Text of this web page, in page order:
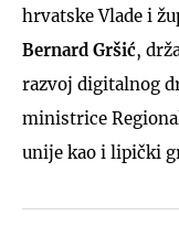
hrvatske Vlade i
Bernard Gršić,
razvoj digitalnog
ministrice
unije kao i lipički